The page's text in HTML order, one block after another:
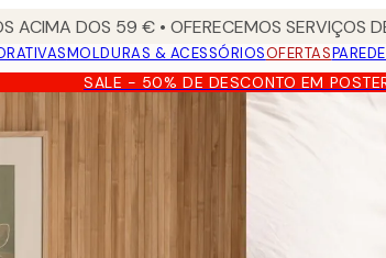
ACIMA DOS 59 € • OFERECEMOS SERVIÇOS
MOLDURAS & ACESSÓRIOSOFERTAS
SALE - 50% DE DESCONTO EM